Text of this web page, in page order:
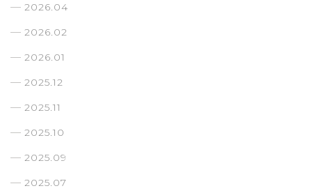
2026.04
2026.02
2026.01
2025.12
2025.11
2025.10
2025.09
2025.07